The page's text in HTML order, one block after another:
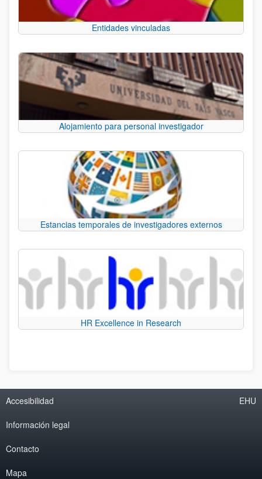
Entidades vinculadas
Alojamiento para personal investigador
Estancias temporales de investigadores externos
HR Excellence in Research
Accesibilidad
Información legal
Contacto
Mapa
EHU